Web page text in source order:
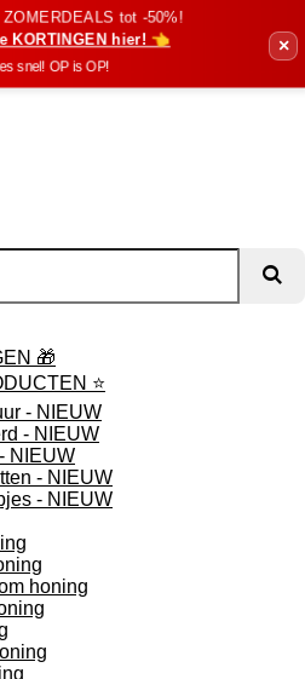
tot -50%!
KORTINGEN hier! 👈
snel! OP is OP!
×
🎁
⭐️
- NIEUW
- NIEUW
NIEUW
- NIEUW
- NIEUW
honing